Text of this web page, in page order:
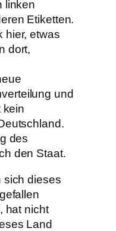
linken
Etiketten.
hier, etwas
dort,
und
kein
des
den Staat.
sich dieses
hat nicht
Land